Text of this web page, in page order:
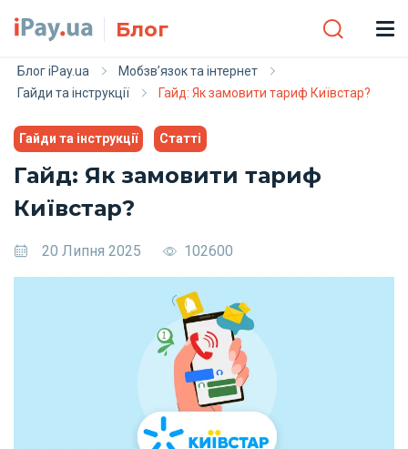
Блог
Блог iPay.ua
Мобзв’язок та інтернет
Гайди та інструкції
Гайд: Як замовити тариф Київстар?
Гайди та інструкції Статті
Гайд: Як замовити тариф
Київстар?
20 Липня 2025 102600